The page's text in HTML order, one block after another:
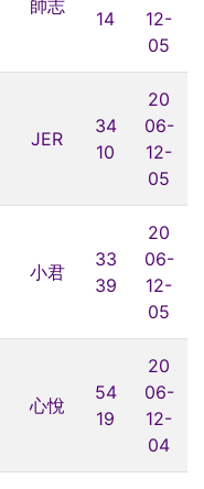
帥志
14
12-
05
JER
34
10
20
06-
12-
05
小君
33
39
20
06-
12-
05
心悅
54
19
20
06-
12-
04